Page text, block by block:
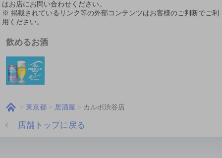
はお店にお問い合わせください。
※ 掲載されているリンク等の外部コンテンツはお客様のご判断でご利
用ください。
飲めるお酒
東京都 居酒屋 カルボ渋谷店
店舗トップに戻る